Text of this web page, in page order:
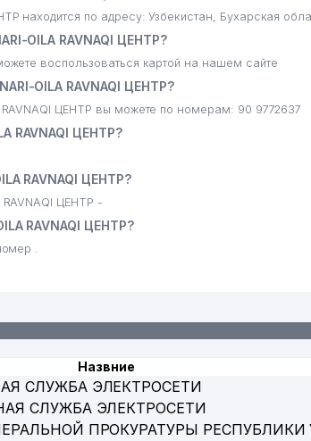
находится по адресу: Узбекистан, Бухарская
OILA RAVNAQI ЦЕНТР?
воспользоваться картой на нашем сайте
OILA RAVNAQI ЦЕНТР?
RAVNAQI ЦЕНТР вы можете по номерам: 90 9772637
RAVNAQI ЦЕНТР?
RAVNAQI ЦЕНТР?
RAVNAQI ЦЕНТР -
RAVNAQI ЦЕНТР?
.
Назвние
СЛУЖБА ЭЛЕКТРОСЕТИ
СЛУЖБА ЭЛЕКТРОСЕТИ
ПРОКУРАТУРЫ РЕСПУБЛИКИ